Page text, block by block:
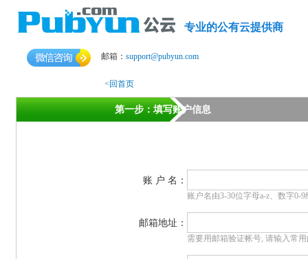
专业的公有云提供商
邮箱： support@pubyun.com
<回首页
第一步：填写账户信息
账 户 名：
账户名由3-30位字母a-z、数字0-9
邮箱地址：
需要用邮箱验证帐号, 请输入常